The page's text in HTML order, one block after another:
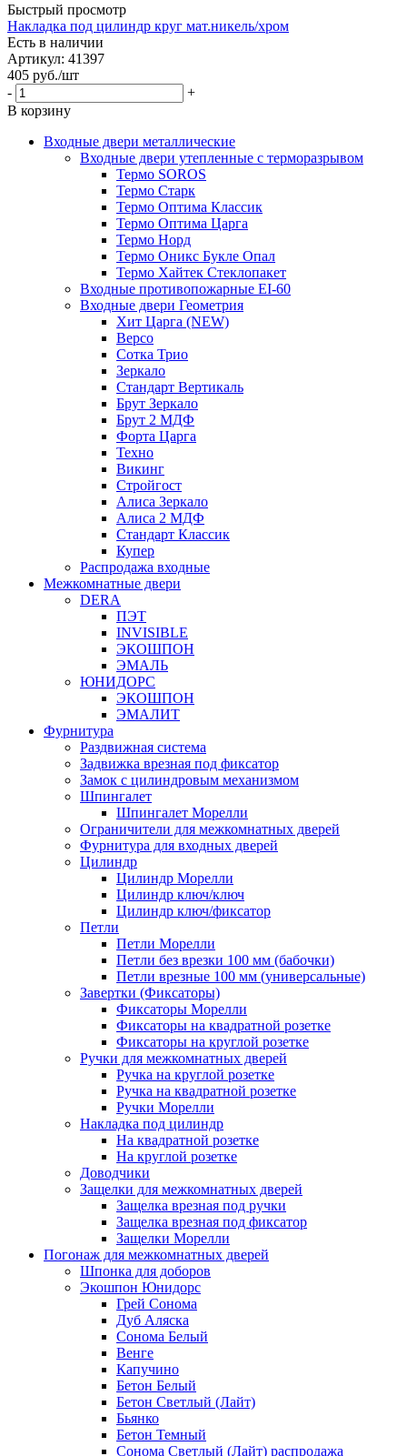
Быстрый просмотр
Накладка под цилиндр круг мат.никель/хром
Есть в наличии
Артикул: 41397
405 руб./шт
-
+
В корзину
Входные двери металлические
Входные двери утепленные с терморазрывом
Термо SOROS
Термо Старк
Термо Оптима Классик
Термо Оптима Царга
Термо Норд
Термо Оникс Букле Опал
Термо Хайтек Стеклопакет
Входные противопожарные EI-60
Входные двери Геометрия
Хит Царга (NEW)
Версо
Сотка Трио
Зеркало
Стандарт Вертикаль
Брут Зеркало
Брут 2 МДФ
Форта Царга
Техно
Викинг
Стройгост
Алиса Зеркало
Алиса 2 МДФ
Стандарт Классик
Купер
Распродажа входные
Межкомнатные двери
DERA
ПЭТ
INVISIBLE
ЭКОШПОН
ЭМАЛЬ
ЮНИДОРС
ЭКОШПОН
ЭМАЛИТ
Фурнитура
Раздвижная система
Задвижка врезная под фиксатор
Замок с цилиндровым механизмом
Шпингалет
Шпингалет Морелли
Ограничители для межкомнатных дверей
Фурнитура для входных дверей
Цилиндр
Цилиндр Морелли
Цилиндр ключ/ключ
Цилиндр ключ/фиксатор
Петли
Петли Морелли
Петли без врезки 100 мм (бабочки)
Петли врезные 100 мм (универсальные)
Завертки (Фиксаторы)
Фиксаторы Морелли
Фиксаторы на квадратной розетке
Фиксаторы на круглой розетке
Ручки для межкомнатных дверей
Ручка на круглой розетке
Ручка на квадратной розетке
Ручки Морелли
Накладка под цилиндр
На квадратной розетке
На круглой розетке
Доводчики
Защелки для межкомнатных дверей
Защелка врезная под ручки
Защелка врезная под фиксатор
Защелки Морелли
Погонаж для межкомнатных дверей
Шпонка для доборов
Экошпон Юнидорс
Грей Сонома
Дуб Аляска
Сонома Белый
Венге
Капучино
Бетон Белый
Бетон Светлый (Лайт)
Бьянко
Бетон Темный
Сонома Светлый (Лайт) распродажа